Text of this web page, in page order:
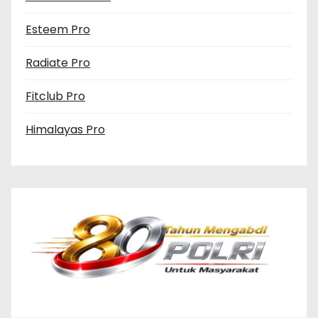
Esteem Pro
Radiate Pro
Fitclub Pro
Himalayas Pro